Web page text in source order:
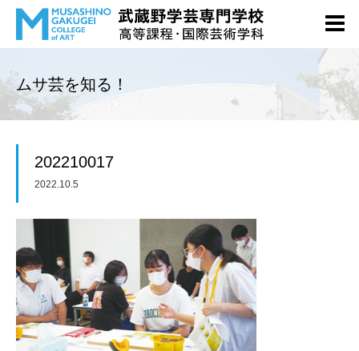
ムサ芸を知る！
202210017
2022.10.5